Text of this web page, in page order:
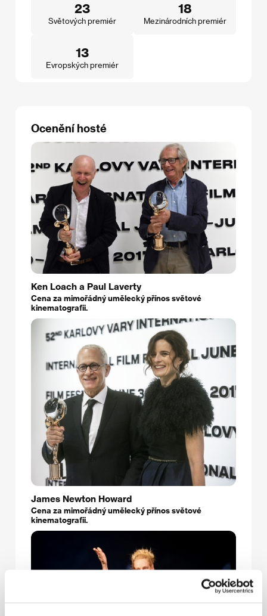
23
Světových premiér
18
Mezinárodních premiér
13
Evropských premiér
Ocenění hosté
Ken Loach a Paul Laverty
Cena za mimořádný umělecký přínos světové
kinematografii.
James Newton Howard
Cena za mimořádný umělecký přínos světové
kinematografii.